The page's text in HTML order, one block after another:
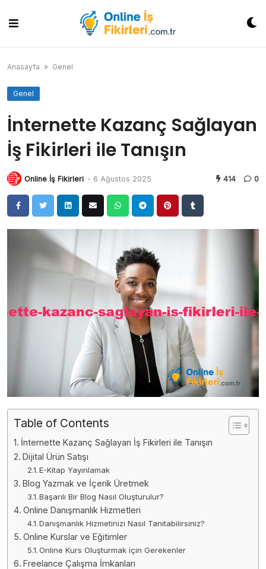
content
Anasayfa » Genel
Genel
İnternette Kazanç Sağlayan
İş Fikirleri ile Tanışın
Online İş Fikirleri - 6 Ağustos 2025 414 0
Table of Contents
İnternette Kazanç Sağlayan İş Fikirleri ile Tanışın
Dijital Ürün Satışı
E-Kitap Yayınlamak
Blog Yazmak ve İçerik Üretmek
Başarılı Bir Blog Nasıl Oluşturulur?
Online Danışmanlık Hizmetleri
Danışmanlık Hizmetinizi Nasıl Tanıtabilirsiniz?
Online Kurslar ve Eğitimler
Online Kurs Oluşturmak için Gerekenler
Freelance Çalışma İmkanları